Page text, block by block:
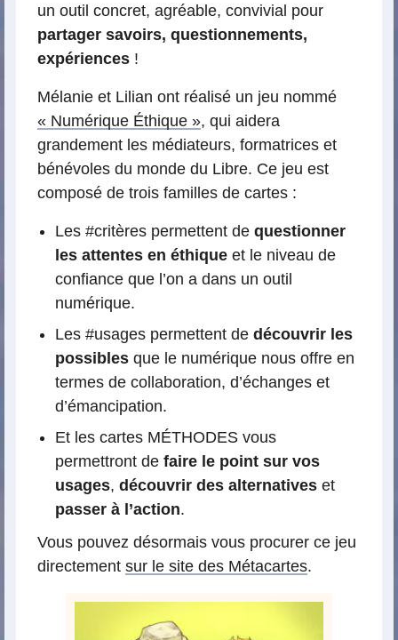
un outil concret, agréable, convivial pour
partager savoirs, questionnements,
expériences !
Mélanie et Lilian ont réalisé un jeu nommé
« Numérique Éthique », qui aidera
grandement les médiateurs, formatrices et
bénévoles du monde du Libre. Ce jeu est
composé de trois familles de cartes :
Les #critères permettent de questionner
les attentes en éthique et le niveau de
confiance que l’on a dans un outil
numérique.
Les #usages permettent de découvrir les
possibles que le numérique nous offre en
termes de collaboration, d’échanges et
d’émancipation.
Et les cartes MÉTHODES vous
permettront de faire le point sur vos
usages, découvrir des alternatives et
passer à l’action.
Vous pouvez désormais vous procurer ce jeu
directement sur le site des Métacartes.